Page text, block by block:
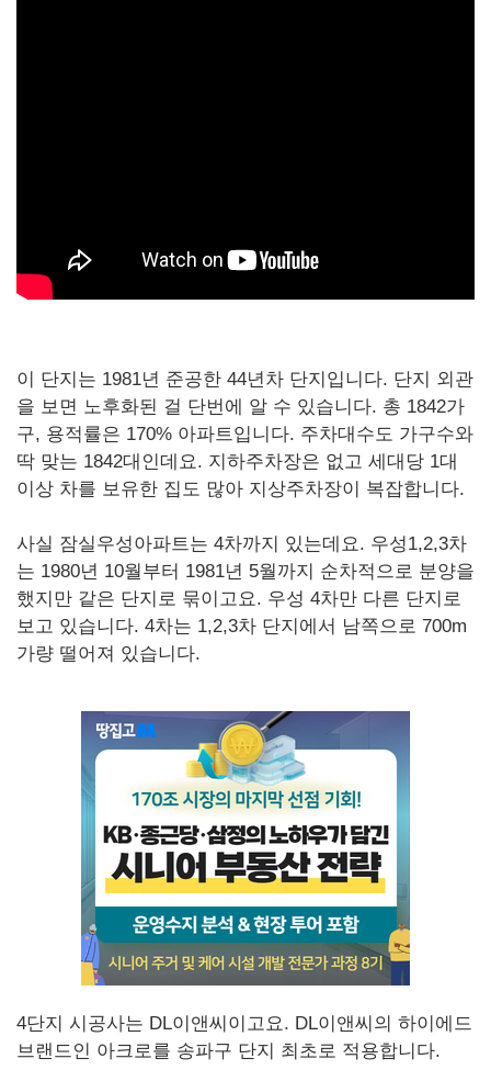
이 단지는 1981년 준공한 44년차 단지입니다. 단지 외관
을 보면 노후화된 걸 단번에 알 수 있습니다. 총 1842가
구, 용적률은 170% 아파트입니다. 주차대수도 가구수와
딱 맞는 1842대인데요. 지하주차장은 없고 세대당 1대
이상 차를 보유한 집도 많아 지상주차장이 복잡합니다.
사실 잠실우성아파트는 4차까지 있는데요. 우성1,2,3차
는 1980년 10월부터 1981년 5월까지 순차적으로 분양을
했지만 같은 단지로 묶이고요. 우성 4차만 다른 단지로
보고 있습니다. 4차는 1,2,3차 단지에서 남쪽으로 700m
가량 떨어져 있습니다.
4단지 시공사는 DL이앤씨이고요. DL이앤씨의 하이에드
브랜드인 아크로를 송파구 단지 최초로 적용합니다.